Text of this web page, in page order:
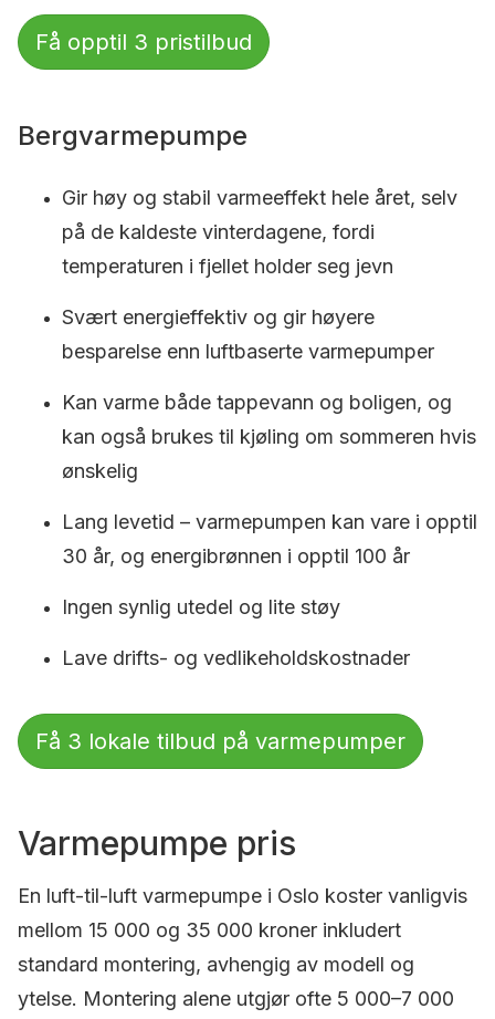
Få opptil 3 pristilbud
Bergvarmepumpe
Gir høy og stabil varmeeffekt hele året, selv
på de kaldeste vinterdagene, fordi
temperaturen i fjellet holder seg jevn
Svært energieffektiv og gir høyere
besparelse enn luftbaserte varmepumper
Kan varme både tappevann og boligen, og
kan også brukes til kjøling om sommeren hvis
ønskelig
Lang levetid – varmepumpen kan vare i opptil
30 år, og energibrønnen i opptil 100 år
Ingen synlig utedel og lite støy
Lave drifts- og vedlikeholdskostnader
Få 3 lokale tilbud på varmepumper
Varmepumpe pris
En luft-til-luft varmepumpe i Oslo koster vanligvis
mellom 15 000 og 35 000 kroner inkludert
standard montering, avhengig av modell og
ytelse. Montering alene utgjør ofte 5 000–7 000